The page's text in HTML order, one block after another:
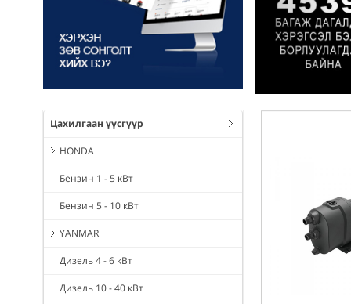
Цахилгаан үүсгүүр
HONDA
Бензин 1 - 5 кВт
Бензин 5 - 10 кВт
YANMAR
Дизель 4 - 6 кВт
Дизель 10 - 40 кВт